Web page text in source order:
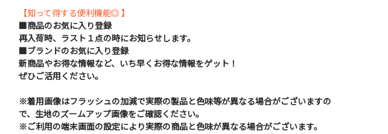
【知って得する便利機能◎ 】
■商品のお気に入り登録
再入荷時、ラスト１点の時にお知らせします。
■ブランドのお気に入り登録
新商品やお得な情報など、いち早くお得な情報をゲット！
ぜひご活用ください。
※着用画像はフラッシュの加減で実際の製品と色味等が異なる場合がございますの
で、生地のズームアップ画像をご確認ください。
※ご利用の端末画面の設定により実際の商品と色味が異なる場合がございます。